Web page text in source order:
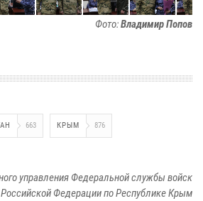
Фото:Владимир Попов
663 КРЫМ 876
управления Федеральной службы войск
Федерации по Республике Крым